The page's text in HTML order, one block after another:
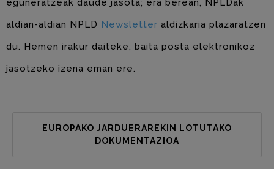
eguneratzeak daude jasota; era berean, NPLDak
aldian-aldian NPLD Newsletter aldizkaria plazaratzen
du. Hemen irakur daiteke, baita posta elektronikoz
jasotzeko izena eman ere.
EUROPAKO JARDUERAREKIN LOTUTAKO
DOKUMENTAZIOA